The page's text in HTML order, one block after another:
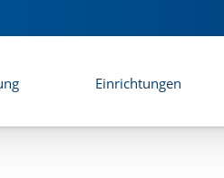
Einrichtungen